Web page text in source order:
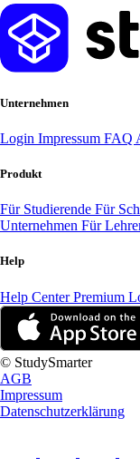
Unternehmen
Login Impressum FAQ
Produkt
Für Studierende Für
Unternehmen Für
Help
Help CenterPremium
© StudySmarter
AGB
Impressum
Datenschutzerklärung